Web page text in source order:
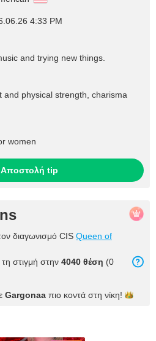
4:33 PM
and trying new things.
and physical strength, charisma
women
Αποστολή tip
διαγωνισμό CIS Queen of
στιγμή στην 4040 θέση (0
Gargonaa πιο κοντά στη νίκη!